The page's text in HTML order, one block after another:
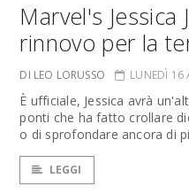
Marvel's Jessica
rinnovo per la
DI LEO LORUSSO LUNEDÌ 16
È ufficiale, Jessica avrà
ponti che ha fatto crollare
o di sprofondare ancora di
LEGGI